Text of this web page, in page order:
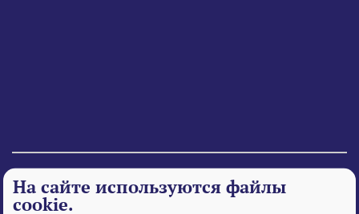
© 1995 - 2026 «Веста» Все права защищены.
На сайте используются файлы
cookie.